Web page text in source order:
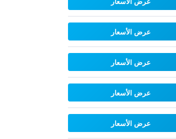
عرض الأسعار
عرض الأسعار
عرض الأسعار
عرض الأسعار